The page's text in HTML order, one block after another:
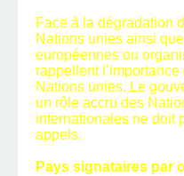
Face à la dégradation
Nations unies ainsi
européennes ou
rappellent
Nations unies. Le
un rôle accru des
internationales ne doit
appels.
Pays signataires par